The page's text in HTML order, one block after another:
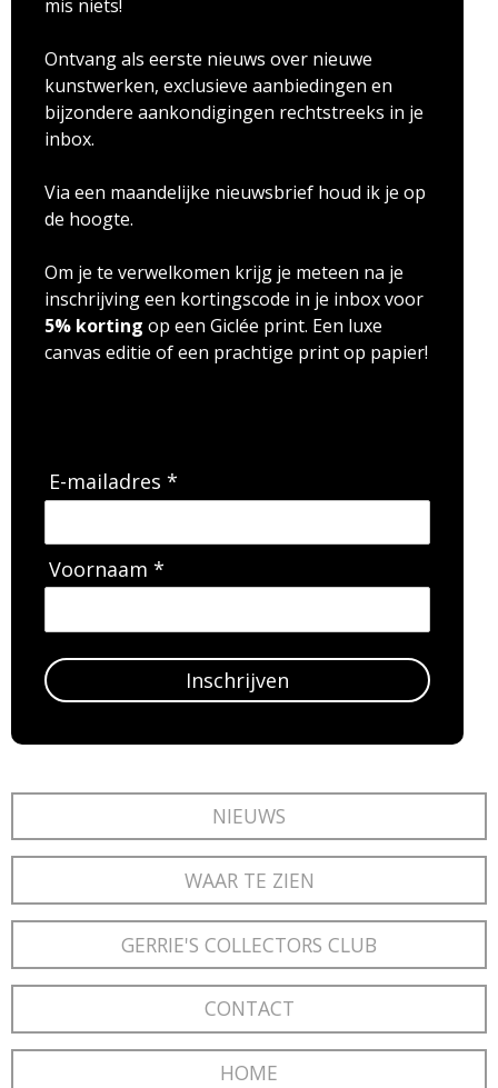
mis niets!
Ontvang als eerste nieuws over nieuwe
kunstwerken, exclusieve aanbiedingen en
bijzondere aankondigingen rechtstreeks in je
inbox.
Via een maandelijke nieuwsbrief houd ik je op
de hoogte.
Om je te verwelkomen krijg je meteen na je
inschrijving een kortingscode in je inbox voor
5% korting op een Giclée print. Een luxe
canvas editie of een prachtige print op papier!
E-mailadres *
Voornaam *
Inschrijven
NIEUWS
WAAR TE ZIEN
GERRIE'S COLLECTORS CLUB
CONTACT
HOME